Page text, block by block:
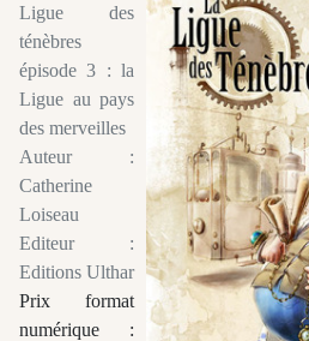
Ligue des
ténèbres
épisode 3 : la
Ligue au pays
des merveilles
Auteur :
Catherine
Loiseau
Editeur :
Editions Ulthar
Prix format
numérique :